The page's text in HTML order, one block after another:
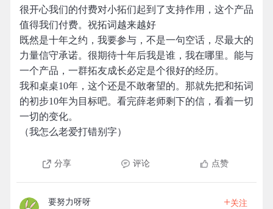
很开心我们的付费对小拓们起到了支持作用，这个产品
值得我们付费。祝拓词越来越好
既然是十年之约，我要参与，不是一句空话，尽最大的
力量信守承诺。很期待十年后我是谁，我在哪里。能与
一个产品，一群拓友成长必定是个很好的经历。
我和桌桌10年，这个还是不敢奢望的。那就先把和拓词
的初步10年为目标吧。看完薛老师剩下的信，看着一切
一切的变化。
（我怎么老爱打错别字）
分享 评论 点赞
要努力呀呀 +关注